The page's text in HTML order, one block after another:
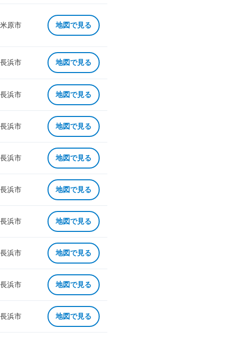
原市 地図で見る
浜市 地図で見る
浜市 地図で見る
浜市 地図で見る
浜市 地図で見る
浜市 地図で見る
浜市 地図で見る
浜市 地図で見る
浜市 地図で見る
浜市 地図で見る